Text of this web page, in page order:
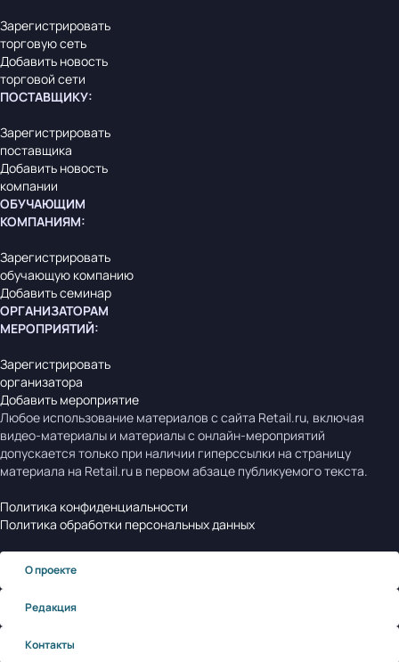
Зарегистрировать
торговую сеть
Добавить новость
торговой сети
ПОСТАВЩИКУ:
Зарегистрировать
поставщика
Добавить новость
компании
ОБУЧАЮЩИМ
КОМПАНИЯМ:
Зарегистрировать
обучающую компанию
Добавить семинар
ОРГАНИЗАТОРАМ
МЕРОПРИЯТИЙ:
Зарегистрировать
организатора
Добавить мероприятие
Любое использование материалов с сайта Retail.ru, включая
видео-материалы и материалы с онлайн-мероприятий
допускается только при наличии гиперссылки на страницу
материала на Retail.ru в первом абзаце публикуемого текста.
Политика конфиденциальности
Политика обработки персональных данных
О проекте
Редакция
Контакты